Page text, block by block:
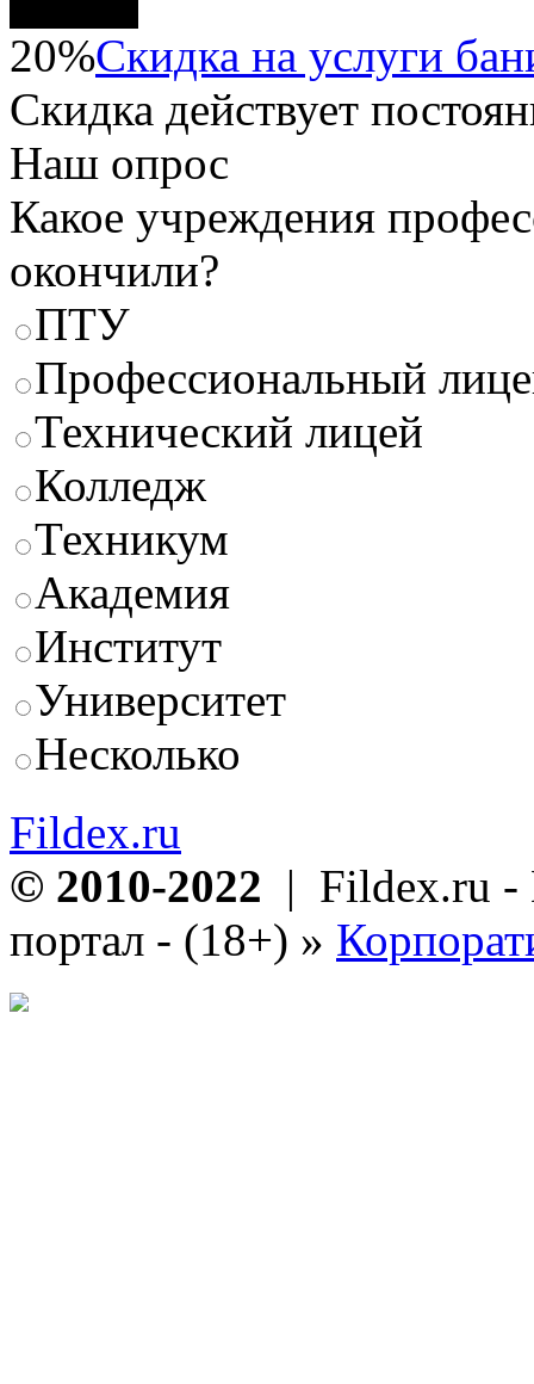
20%Скидка на услуги
Скидка действует
Наш опрос
Какое учреждения
окончили?
ПТУ
Профессиональный
Технический лицей
Колледж
Техникум
Академия
Институт
Университет
Несколько
Fildex.ru
© 2010-2022 | Fildex.ru -
портал - (18+) »